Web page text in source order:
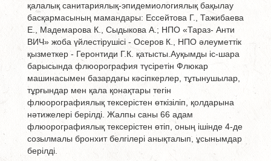
қалалық санитариялық-эпидемиологиялық бақылау
басқармасының мамандары: Ессейтова Г., Тажибаева
Е., Мадемарова К., Сыдыкова А.; НПО «Тараз- Анти
ВИЧ» жоба үйлестірушісі - Осеров К., НПО әлеуметтік
қызметкер - Геронтиди Г.К. қатысты.Ауқымды іс-шара
барысында флюорография түсіретін Флюкар
машинасымен базардағы кәсіпкерлер, тұтынушылар,
тұрғындар мен қала қонақтары тегін
флюорографиялық тексерістен өткізіліп, қолдарына
нәтижелері берілді. Жалпы саны 66 адам
флюорографиялық тексерістен өтіп, оның ішінде 4-де
созылмалы бронхит белгілері анықталып, ұсынымдар
берілді.